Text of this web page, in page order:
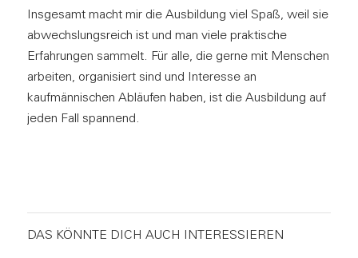
Insgesamt macht mir die Ausbildung viel Spaß, weil sie
abwechslungsreich ist und man viele praktische
Erfahrungen sammelt. Für alle, die gerne mit Menschen
arbeiten, organisiert sind und Interesse an
kaufmännischen Abläufen haben, ist die Ausbildung auf
jeden Fall spannend.
DAS KÖNNTE DICH AUCH INTERESSIEREN